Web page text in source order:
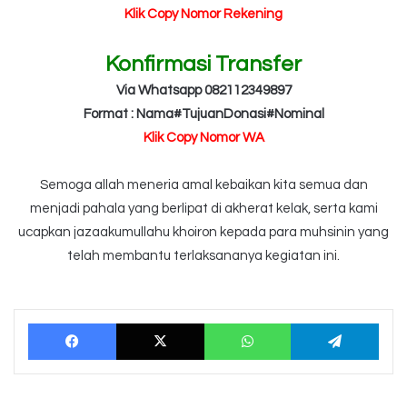
Klik Copy Nomor Rekening
Konfirmasi Transfer
Via Whatsapp 082112349897
Format : Nama#TujuanDonasi#Nominal
Klik Copy Nomor WA
Semoga allah meneria amal kebaikan kita semua dan
menjadi pahala yang berlipat di akherat kelak, serta kami
ucapkan jazaakumullahu khoiron kepada para muhsinin yang
telah membantu terlaksananya kegiatan ini.
Facebook X WhatsApp